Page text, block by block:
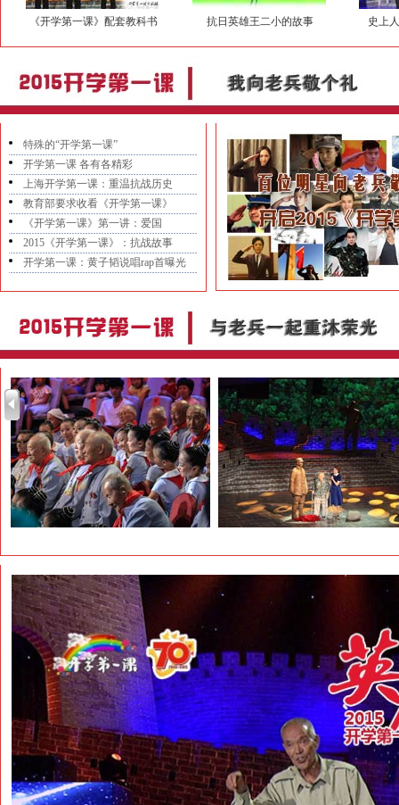
《开学第一课》配套教科书 抗日英雄王二小的故事 史上
特殊的“开学第一课”
开学第一课 各有各精彩
上海开学第一课：重温抗战历史
教育部要求收看《开学第一课》
《开学第一课》第一讲：爱国
2015《开学第一课》：抗战故事
开学第一课：黄子韬说唱rap首曝光